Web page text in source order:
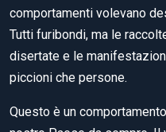
comportamenti volevano
Tutti furibondi, ma le
disertate e le
piccioni che persone.
Questo è un